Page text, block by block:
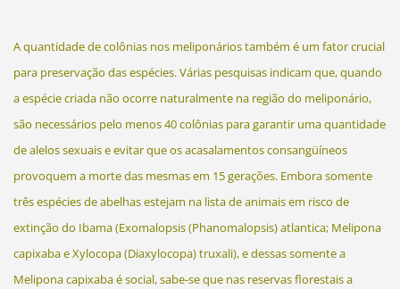
A quantidade de colônias nos meliponários também é um fator crucial
para preservação das espécies. Várias pesquisas indicam que, quando
a espécie criada não ocorre naturalmente na região do meliponário,
são necessários pelo menos 40 colônias para garantir uma quantidade
de alelos sexuais e evitar que os acasalamentos consangüíneos
provoquem a morte das mesmas em 15 gerações. Embora somente
três espécies de abelhas estejam na lista de animais em risco de
extinção do Ibama (Exomalopsis (Phanomalopsis) atlantica; Melipona
capixaba e Xylocopa (Diaxylocopa) truxali), e dessas somente a
Melipona capixaba é social, sabe-se que nas reservas florestais a